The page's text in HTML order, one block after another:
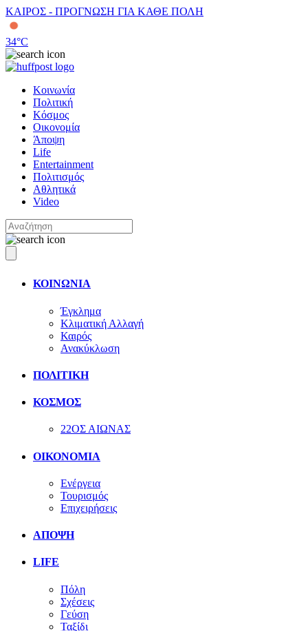
ΚΑΙΡΟΣ - ΠΡΟΓΝΩΣΗ ΓΙΑ ΚΑΘΕ ΠΟΛΗ
34°C
Κοινωνία
Πολιτική
Κόσμος
Οικονομία
Άποψη
Life
Entertainment
Πολιτισμός
Αθλητικά
Video
ΚΟΙΝΩΝΙΑ
Έγκλημα
Κλιματική Αλλαγή
Καιρός
Ανακύκλωση
ΠΟΛΙΤΙΚΗ
ΚΟΣΜΟΣ
22ΟΣ ΑΙΩΝΑΣ
ΟΙΚΟΝΟΜΙΑ
Ενέργεια
Τουρισμός
Επιχειρήσεις
ΑΠΟΨΗ
LIFE
Πόλη
Σχέσεις
Γεύση
Ταξίδι